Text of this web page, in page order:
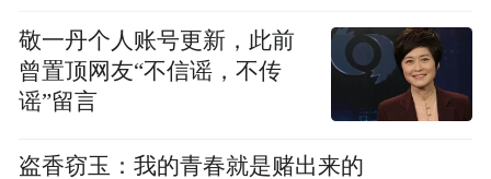
只有将核心技术掌握在自己手里，才能在竞
争中占据有利位置。海谱润斯深知高素质的
研发队伍是关键。现在公司的员工增长了近
敬一丹个人账号更新，此前
曾置顶网友“不信谣，不传
谣”留言
盗香窃玉：我的青春就是赌出来的